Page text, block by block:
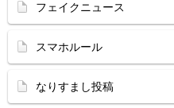
フェイクニュース
スマホルール
なりすまし投稿